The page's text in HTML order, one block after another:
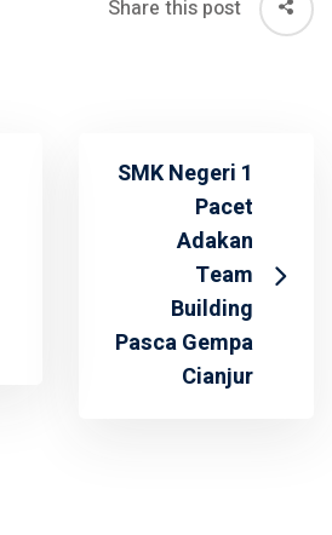
Share this post
SMK Negeri 1
Pacet
Adakan
Team
Building
Pasca Gempa
Cianjur